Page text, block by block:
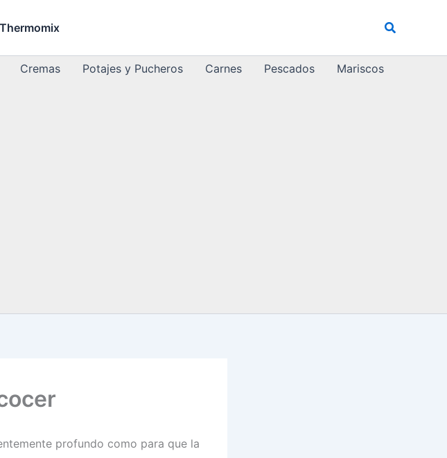
Buscar
Cremas Potajes y Pucheros Carnes Pescados
Mariscos
profundo como para que la